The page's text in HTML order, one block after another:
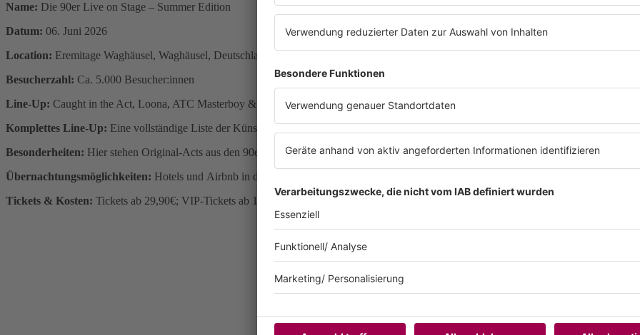
Name: Die 90er Live on Stage – Summer Edition
Datum: 06. Juni 2026
Location: Eremitage Waghäusel, Waghäusel, Deutschland
Besucherzahl: Ca. 5.000 Besucher:innen
Line-Up: Caught in the Act, Loona, ATC Masterboy & Beatrix Delgado, Paffendorf, Eric SSL, DJ Falk, Future Breeze, Woody van Eyden
Komplettes Line-Up: Eine vollständige Liste der Künstler:innen findet ihr auf der offiziellenWebsite des Festivals.
Besonderheiten: Hier stehen Original-Acts aus den 90ern auf der Bühne; Du hörst die Songs live performt.
Übernachtungsmöglichkeiten: Hotels und Airbnb in der Umgebung
Tickets & Kosten: Tickets ab 29,90€; VIP-Tickets ab 159€